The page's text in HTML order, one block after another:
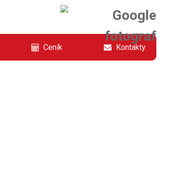
Ceník Kontakty